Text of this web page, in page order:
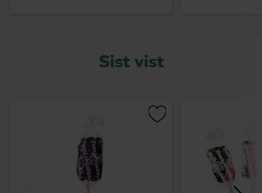
Sist vist